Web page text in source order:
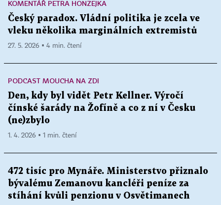
KOMENTÁŘ PETRA HONZEJKA
Český paradox. Vládní politika je zcela ve
vleku několika marginálních extremistů
27. 5. 2026 ▪ 4 min. čtení
PODCAST MOUCHA NA ZDI
Den, kdy byl vidět Petr Kellner. Výročí
čínské šarády na Žofíně a co z ní v Česku
(ne)zbylo
1. 4. 2026 ▪ 1 min. čtení
472 tisíc pro Mynáře. Ministerstvo přiznalo
bývalému Zemanovu kancléři peníze za
stíhání kvůli penzionu v Osvětimanech